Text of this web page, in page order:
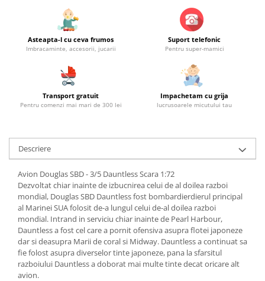
Asteapta-l cu ceva frumos
Imbracaminte, accesorii, jucarii
Suport telefonic
Pentru super-mamici
Transport gratuit
Pentru comenzi mai mari de 300 lei
Impachetam cu grija
lucrusoarele micutului tau
Descriere
Avion Douglas SBD - 3/5 Dauntless Scara 1:72
Dezvoltat chiar inainte de izbucnirea celui de al doilea razboi
mondial, Douglas SBD Dauntless fost bombardierdierul principal
al Marinei SUA folosit de-a lungul celui de-al doilea razboi
mondial. Intrand in serviciu chiar inainte de Pearl Harbour,
Dauntless a fost cel care a pornit ofensiva asupra flotei japoneze
dar si deasupra Marii de coral si Midway. Dauntless a continuat sa
fie folost asupra diverselor tinte japoneze, pana la sfarsitul
razboiului Dauntless a doborat mai multe tinte decat oricare alt
avion.